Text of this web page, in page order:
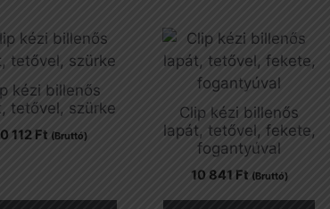
kézi billenős
tetővel, szürke
112 Ft (Bruttó)
Clip kézi billenős
lapát, tetővel, fekete,
fogantyúval
10 841 Ft (Bruttó)